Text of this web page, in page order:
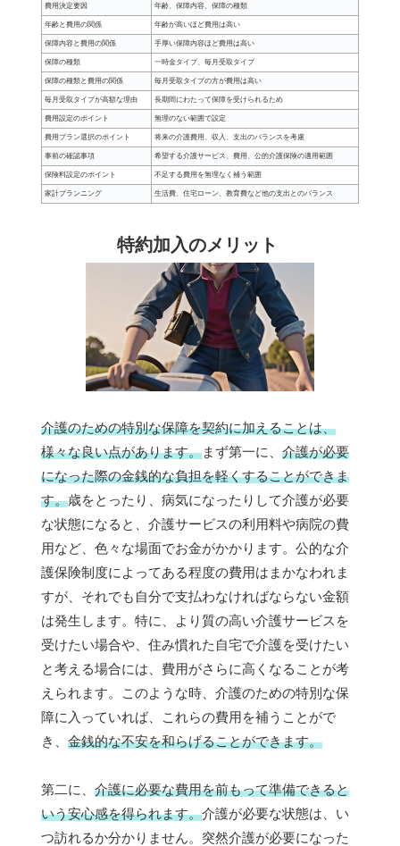
費用決定要因 年齢、保障内容、保障の種類
年齢と費用の関係 年齢が高いほど費用は高い
保障内容と費用の関係 手厚い保障内容ほど費用は高い
保障の種類 一時金タイプ、毎月受取タイプ
保障の種類と費用の関係 毎月受取タイプの方が費用は高い
毎月受取タイプが高額な理由 長期間にわたって保障を受けられるため
費用設定のポイント 無理のない範囲で設定
費用プラン選択のポイント 将来の介護費用、収入、支出のバランスを考慮
事前の確認事項 希望する介護サービス、費用、公的介護保険の適用範囲
保険料設定のポイント 不足する費用を無理なく補う範囲
家計プランニング 生活費、住宅ローン、教育費など他の支出とのバランス
特約加入のメリット
介護のための特別な保障を契約に加えることは、
様々な良い点があります。まず第一に、 介護が必要
になった際の金銭的な負担を軽くすることができま
す。歳をとったり、病気になったりして介護が必要
な状態になると、介護サービスの利用料や病院の費
用など、色々な場面でお金がかかります。公的な介
護保険制度によってある程度の費用はまかなわれま
すが、それでも自分で支払わなければならない金額
は発生します。特に、より質の高い介護サービスを
受けたい場合や、住み慣れた自宅で介護を受けたい
と考える場合には、費用がさらに高くなることが考
えられます。このような時、介護のための特別な保
障に入っていれば、これらの費用を補うことがで
き、 金銭的な不安を和らげることができます。
第二に、 介護に必要な費用を前もって準備できると
いう安心感を得られます。介護が必要な状態は、い
つ訪れるか分かりません。突然介護が必要になった